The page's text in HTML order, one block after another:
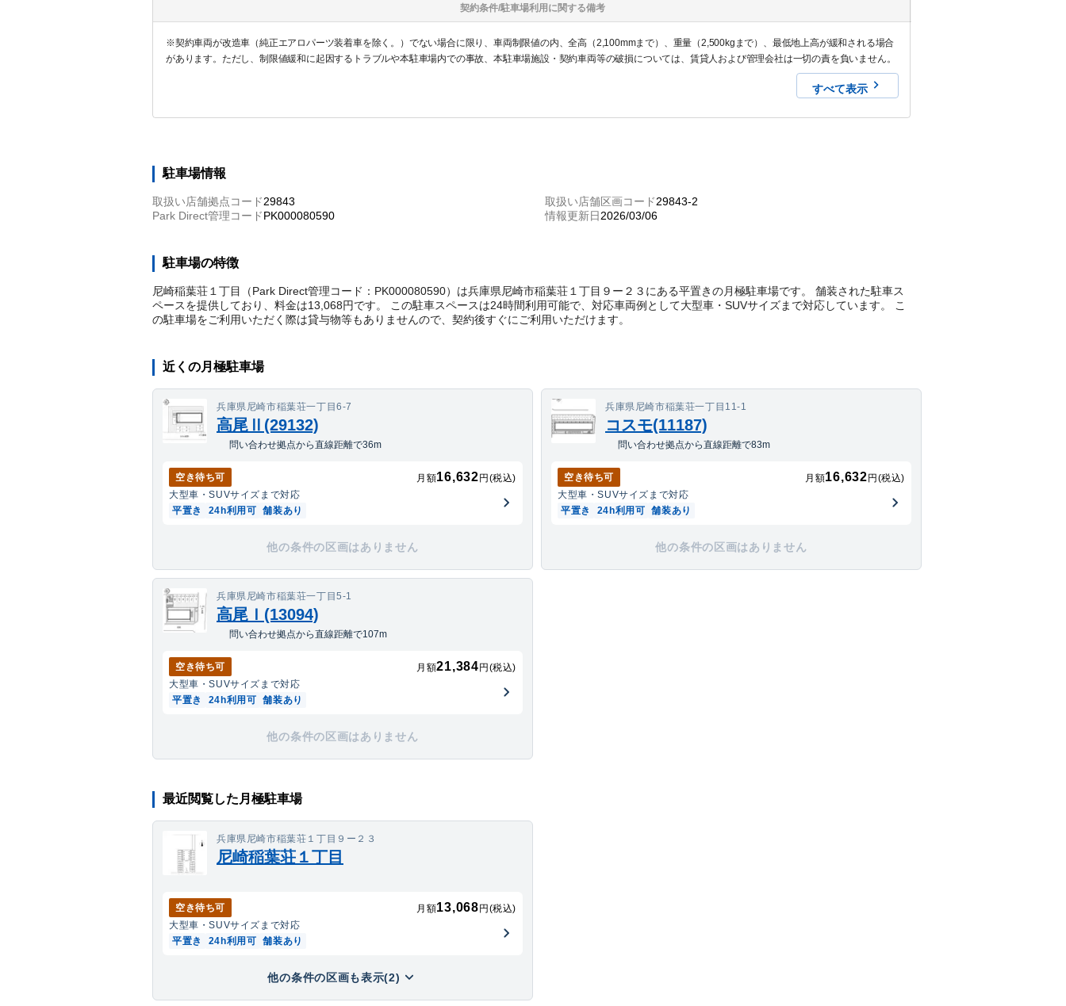
契約条件/駐車場利用に関する備考
※契約車両が改造車（純正エアロパーツ装着車を除く。）でない場合に限り、車両制限値の内、全高（2,100mmまで）、重量（2,500kgまで）、最低地上高が緩和される場合
があります。ただし、制限値緩和に起因するトラブルや本駐車場内での事故、本駐車場施設・契約車両等の破損については、賃貸人および管理会社は一切の責を負いません。
すべて表示
駐車場情報
取扱い店舗拠点コード29843 取扱い店舗区画コード29843-2
Park Direct管理コードPK000080590 情報更新日2026/03/06
駐車場の特徴
尼崎稲葉荘１丁目（Park Direct管理コード：PK000080590）は兵庫県尼崎市稲葉荘１丁目９ー２３にある平置きの月極駐車場です。 舗装された駐車ス
ペースを提供しており、料金は13,068円です。 この駐車スペースは24時間利用可能で、対応車両例として大型車・SUVサイズまで対応しています。 こ
の駐車場をご利用いただく際は貸与物等もありませんので、契約後すぐにご利用いただけます。
近くの月極駐車場
兵庫県尼崎市稲葉荘一丁目6-7
高尾Ⅱ(29132)
問い合わせ拠点から直線距離で36m
空き待ち可 月額16,632 円(税込)
大型車・SUVサイズまで対応
平置き
24h利用可 舗装あり
他の条件の区画はありません
兵庫県尼崎市稲葉荘一丁目11-1
コスモ(11187)
問い合わせ拠点から直線距離で83m
空き待ち可 月額16,632 円(税込)
大型車・SUVサイズまで対応
平置き
24h利用可 舗装あり
他の条件の区画はありません
兵庫県尼崎市稲葉荘一丁目5-1
高尾Ｉ(13094)
問い合わせ拠点から直線距離で107m
空き待ち可 月額21,384 円(税込)
大型車・SUVサイズまで対応
平置き
24h利用可 舗装あり
他の条件の区画はありません
最近閲覧した月極駐車場
兵庫県尼崎市稲葉荘１丁目９ー２３
尼崎稲葉荘１丁目
空き待ち可 月額13,068 円(税込)
大型車・SUVサイズまで対応
平置き
24h利用可 舗装あり
他の条件の区画も表示(2)